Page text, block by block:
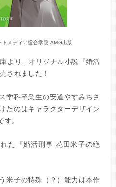
メディア総合学院 AMG出版
より、オリジナル小説『婚活
されました！
学科卒業生の安道やすみちさ
たのはキャラクターデザイン
。
た『婚活刑事 花田米子の絶
米子の特殊（？）能力は本作